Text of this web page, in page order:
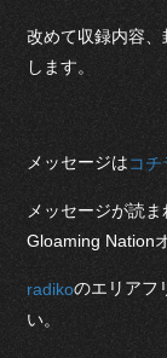
改めて収録内容
します。
メッセージはコチ
メッセージが読
Gloaming Nation
radikoのエリアフ
い。